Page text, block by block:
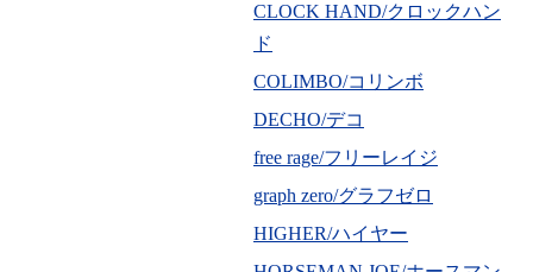
CLOCK HAND/クロックハン
ド
COLIMBO/コリンボ
DECHO/デコ
free rage/フリーレイジ
graph zero/グラフゼロ
HIGHER/ハイヤー